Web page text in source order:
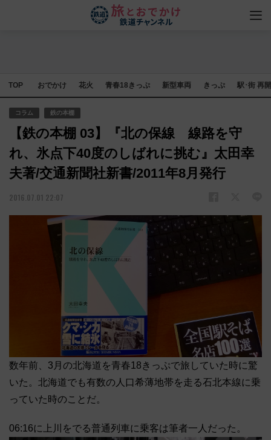
TOP おでかけ 花火 青春18きっぷ 新型車両 きっぷ 駅･街 再
コラム 鉄の本棚
【鉄の本棚 03】『北の保線 線路を守
れ、氷点下40度のしばれに挑む』太田幸
夫著/交通新聞社新書/2011年8月発行
2016.07.01 22:07
数年前、3月の北海道を青春18きっぷで旅していた時に驚
いた。北海道でも有数の人口希薄地帯を走る石北本線に乗
っていた時のことだ。
06:16に上川をでる普通列車に乗客は筆者一人だった。